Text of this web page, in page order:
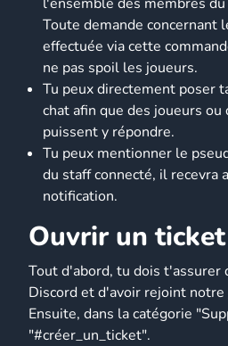
Toute demande concernant
effectuée via cette
ne pas spoil les joueurs.
Tu peux directement poser
chat afin que des joueurs
puissent y répondre.
Tu peux mentionner le
du staff connecté, il recevra
notification.
Ouvrir un ticket
Tout d'abord, tu dois t'assurer
Discord et d'avoir rejoint notre
Ensuite, dans la catégorie
"#créer_un_ticket".